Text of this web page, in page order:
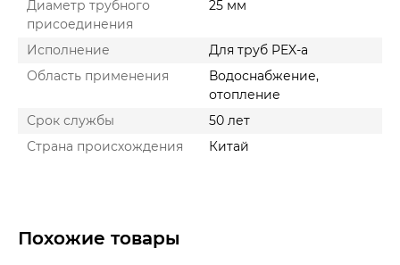
Диаметр трубного
присоединения
25 мм
Исполнение
Для труб PEX-a
Область применения
Водоснабжение,
отопление
Срок службы
50 лет
Страна происхождения
Китай
Похожие товары